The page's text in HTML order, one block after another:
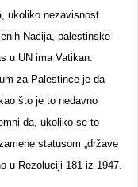
ukoliko nezavisnost
Nacija, palestinske
u UN ima Vatikan.
za Palestince je da
što je to nedavno
da, ukoliko se to
statusom „države
u Rezoluciji 181 iz 1947.